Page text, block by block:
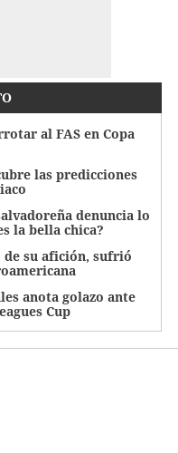
al FAS en Copa
las predicciones
denuncia lo
la bella chica?
de su afición, sufrió
anota golazo ante
Cup